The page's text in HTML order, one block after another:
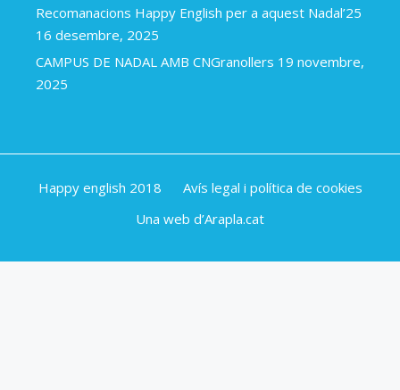
Recomanacions Happy English per a aquest Nadal’25
16 desembre, 2025
CAMPUS DE NADAL AMB CNGranollers 19 novembre,
2025
Happy english 2018
Avís legal i política de cookies
Una web d’Arapla.cat